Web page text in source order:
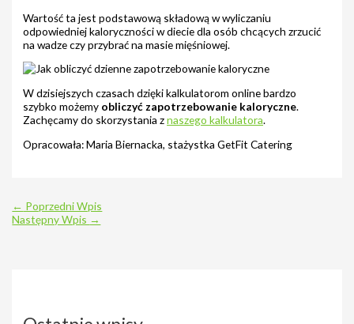
Wartość ta jest podstawową składową w wyliczaniu
odpowiedniej kaloryczności w diecie dla osób chcących zrzucić
na wadze czy przybrać na masie mięśniowej.
W dzisiejszych czasach dzięki kalkulatorom online bardzo
szybko możemy obliczyć zapotrzebowanie kaloryczne.
Zachęcamy do skorzystania znaszego kalkulatora.
Opracowała: Maria Biernacka, stażystka GetFit Catering
← Poprzedni Wpis
Następny Wpis →